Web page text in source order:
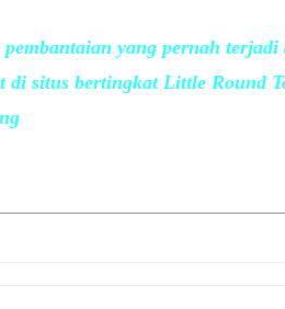
yang pernah terjadi
di situs bertingkat Little Round